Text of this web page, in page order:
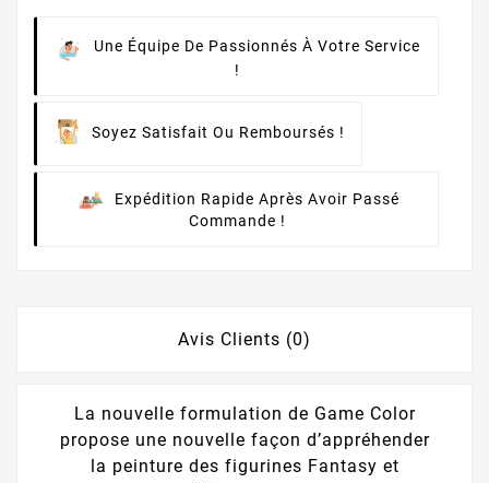
Une Équipe De Passionnés À Votre Service
!
Soyez Satisfait Ou Remboursés !
Expédition Rapide Après Avoir Passé
Commande !
Avis Clients (0)
La nouvelle formulation de Game Color
propose une nouvelle façon d’appréhender
la peinture des figurines Fantasy et